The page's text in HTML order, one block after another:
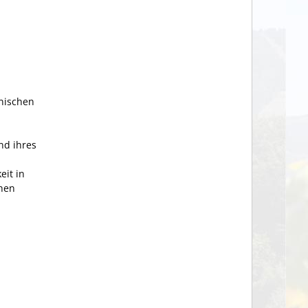
ihres
in